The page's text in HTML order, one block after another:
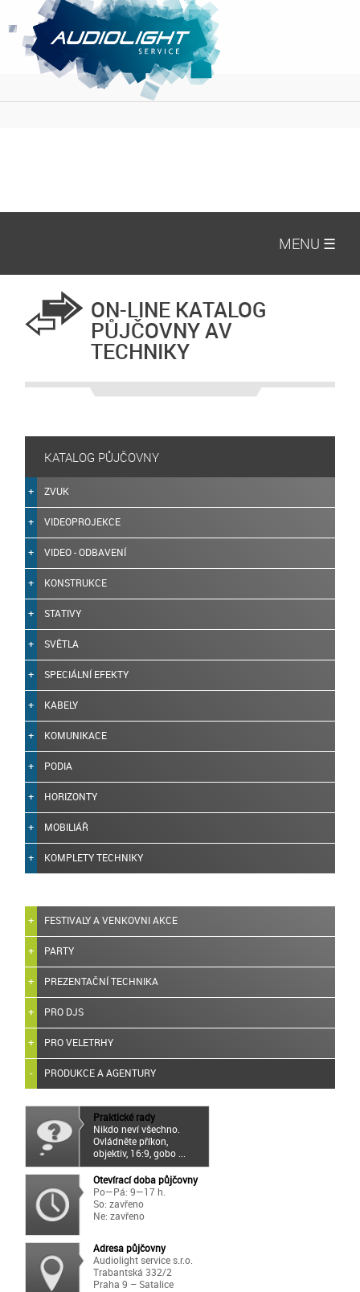
MENU ☰
ON-LINE KATALOG
PŮJČOVNY AV
TECHNIKY
KATALOG PŮJČOVNY
ZVUK
VIDEOPROJEKCE
VIDEO - ODBAVENÍ
KONSTRUKCE
STATIVY
SVĚTLA
SPECIÁLNÍ EFEKTY
KABELY
KOMUNIKACE
PODIA
HORIZONTY
MOBILIÁŘ
KOMPLETY TECHNIKY
FESTIVALY A VENKOVNI AKCE
PARTY
PREZENTAČNÍ TECHNIKA
PRO DJS
PRO VELETRHY
PRODUKCE A AGENTURY
Praktické rady
Nikdo neví všechno.
Ovládněte příkon,
objektiv, 16:9, gobo ...
Otevírací doba půjčovny
Po—Pá: 9—17 h.
So: zavřeno
Ne: zavřeno
Adresa půjčovny
Audiolight service s.r.o.
Trabantská 332/2
Praha 9 – Satalice